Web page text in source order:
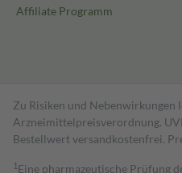
Affiliate Programm
Zu Risiken und Nebenwirkungen
Arzneimittelpreisverordnung.
Bestell­wert versand­kosten­frei.
1 Eine pharmazeutische Prüfung